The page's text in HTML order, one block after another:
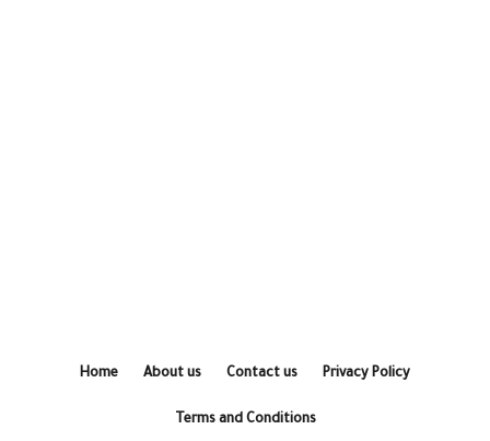
Home About us Contact us Privacy Policy
Terms and Conditions